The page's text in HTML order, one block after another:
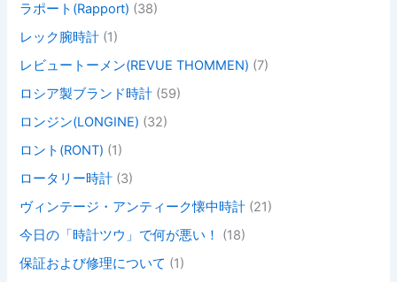
ラポート(Rapport) (38)
レック腕時計 (1)
レビュートーメン(REVUE THOMMEN) (7)
ロシア製ブランド時計 (59)
ロンジン(LONGINE) (32)
ロント(RONT) (1)
ロータリー時計 (3)
ヴィンテージ・アンティーク懐中時計 (21)
今日の「時計ツウ」で何が悪い！
(18)
保証および修理について (1)